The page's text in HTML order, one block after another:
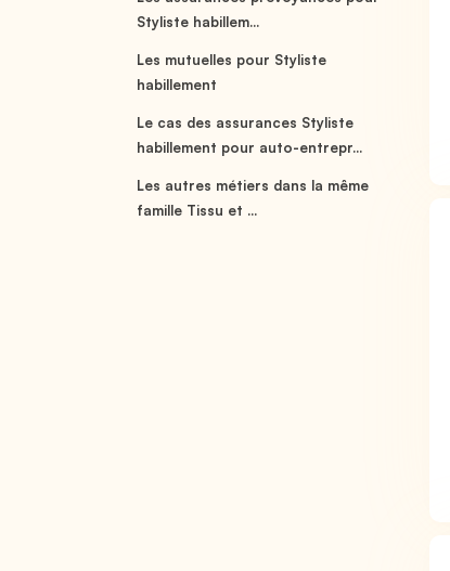
Styliste habillem...
Les mutuelles pour Styliste
habillement
Le cas des assurances Styliste
habillement pour auto-entrepr...
Les autres métiers dans la même
famille Tissu et ...